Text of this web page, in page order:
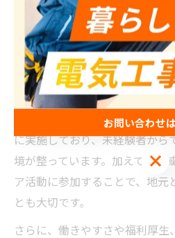
めには、地元企業に就職し、
ことが効果的です。地域の特
応えることで、長期的な信頼
きます。
また、定期的な資格取得や技
欠かせません。企業によっては
に実施しており、未経験者から
境が整っています。加えて、地
ア活動に参加することで、地元
とも大切です。
さらに、働きやすさや福利厚生
お問い合わせ
お問い合わせ